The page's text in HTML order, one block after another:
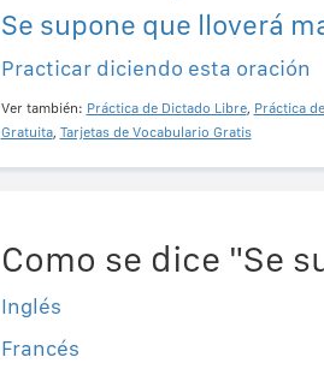
Se supone que lloverá
Practicar diciendo esta oración
Ver también: Práctica de Dictado Libre, Práctica
Gratuita, Tarjetas de Vocabulario Gratis
Como se dice "Se
Inglés
Francés